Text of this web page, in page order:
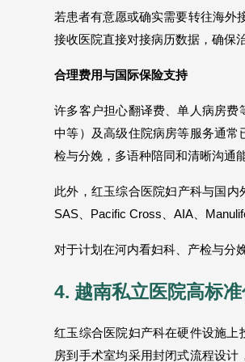
若患者有意愿或确实需要转往海外
接收医院直接对接病历数据，确保
合理费用与国际保险支持
许多客户担心翻译费、单人病房
中等）及高级住院病房等服务通
检与分娩，多语种陪同和清晰沟通
此外，红玉综合医院妇产科与国内
SAS、Pacific Cross、AIA、
对于计划在河内看妇科、产检与分
4. 越南私立医院高标
红玉综合医院妇产科在硬件设施
房到手术室均采用封闭式流程设